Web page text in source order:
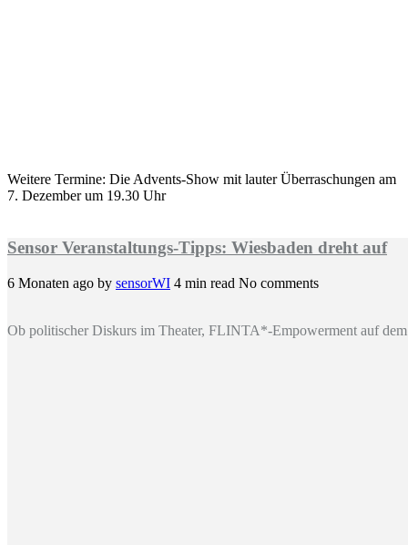
Weitere Termine: Die Advents-Show mit lauter Überraschungen am
7. Dezember um 19.30 Uhr
Sensor Veranstaltungs-Tipps: Wiesbaden dreht auf
6 Monaten ago by sensorWI 4 min read No comments
Ob politischer Diskurs im Theater, FLINTA*-Empowerment auf